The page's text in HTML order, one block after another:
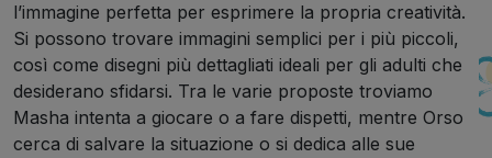
l’immagine perfetta per esprimere la propria creatività.
Si possono trovare immagini semplici per i più piccoli,
così come disegni più dettagliati ideali per gli adulti che
desiderano sfidarsi. Tra le varie proposte troviamo
Masha intenta a giocare o a fare dispetti, mentre Orso
cerca di salvare la situazione o si dedica alle sue